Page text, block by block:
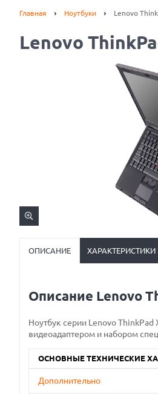
Главная Ноутбуки Lenovo
Lenovo
ОПИСАНИЕ ХАРАКТЕРИСТИКИ
Описание Lenovo
Ноутбук серии Lenovo
видеоадаптером и набором
ОСНОВНЫЕ ТЕХНИЧЕСКИЕ
Дополнительно